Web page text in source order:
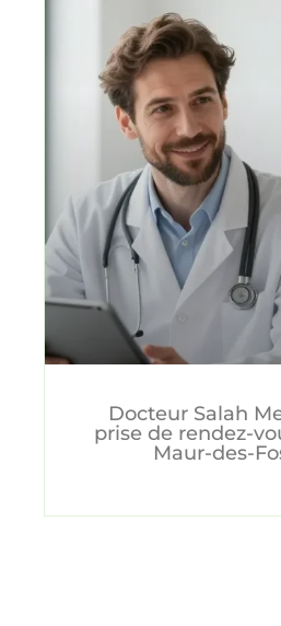
Docteur Salah
prise de rendez-
Maur-des-